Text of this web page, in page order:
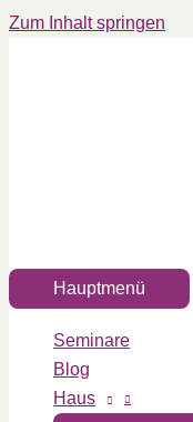
Zum Inhalt springen
Hauptmenü
Seminare
Blog
Haus